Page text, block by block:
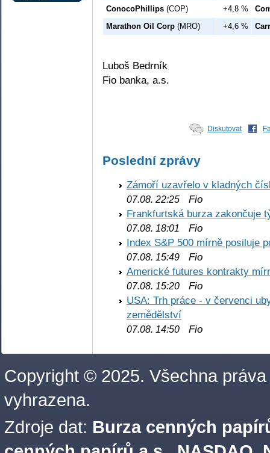
ConocoPhillips (COP) +4,8 %
Marathon Oil Corp (MRO) +4,6 %
Luboš Bedrník
Fio banka, a.s.
Diskutovat
Poslední zprávy
Zámoří uzavřelo v kladných
07.08. 22:25 Fio
Frankfurtská burza zakončuje
07.08. 18:01
Fio
Index S&P 500 mírně posiluje
07.08. 15:49 Fio
Americké futures kontrakty
07.08. 15:20 Fio
USA: Trh práce - v červenci
zemědělství
07.08. 14:50 Fio
Copyright © 2025. Všechna práva
vyhrazena.
Zdroje dat: Burza cenných